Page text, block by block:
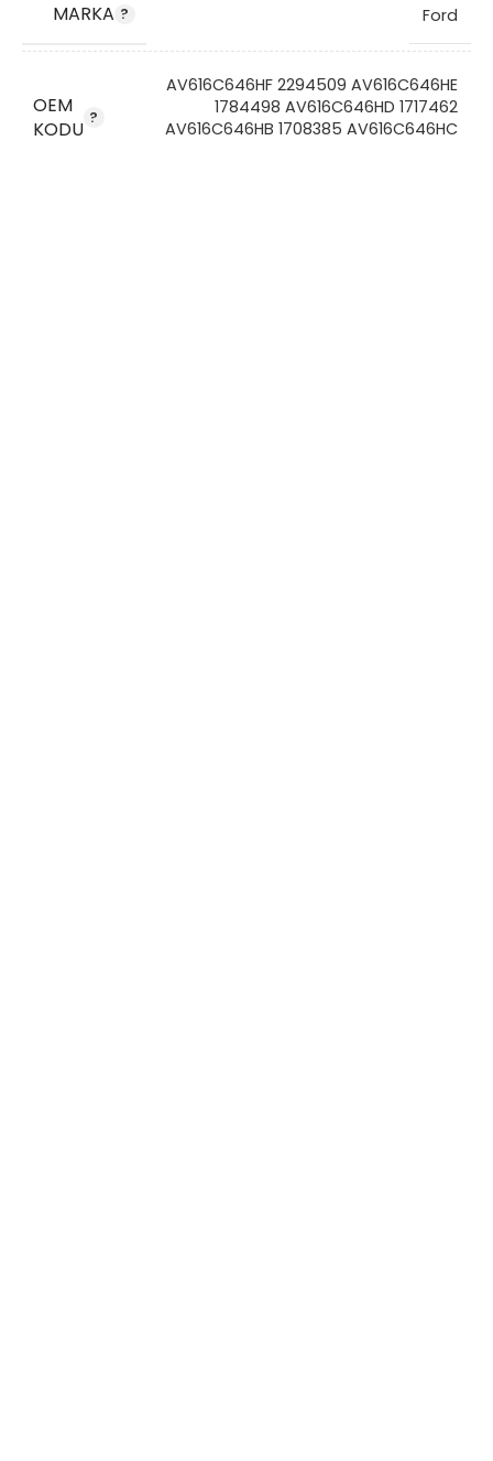
MARKA Ford
OEM
KODU
AV616C646HF 2294509 AV616C646HE
1784498 AV616C646HD 1717462
AV616C646HB 1708385 AV616C646HC